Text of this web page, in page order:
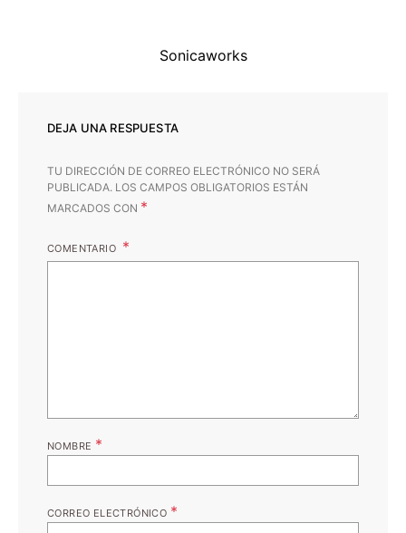
Sonicaworks
DEJA UNA RESPUESTA
TU DIRECCIÓN DE CORREO ELECTRÓNICO NO SERÁ
PUBLICADA. LOS CAMPOS OBLIGATORIOS ESTÁN
MARCADOS CON *
COMENTARIO
NOMBRE *
CORREO ELECTRÓNICO *